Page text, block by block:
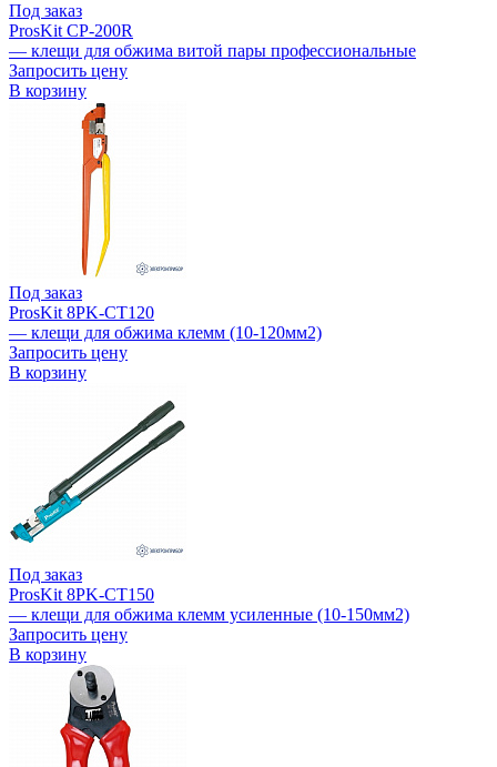
Под заказ
ProsKit CP-200R
— клещи для обжима витой пары профессиональные
Запросить цену
В корзину
Под заказ
ProsKit 8PK-CT120
— клещи для обжима клемм (10-120мм2)
Запросить цену
В корзину
Под заказ
ProsKit 8PK-CT150
— клещи для обжима клемм усиленные (10-150мм2)
Запросить цену
В корзину